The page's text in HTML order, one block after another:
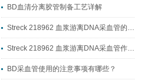
BD血清分离胶管制备工艺详解
Streck 218962 血浆游离DNA采血管的制备工艺流程
Streck 218962 血浆游离DNA采血管作用详解
BD采血管使用的注意事项有哪些？